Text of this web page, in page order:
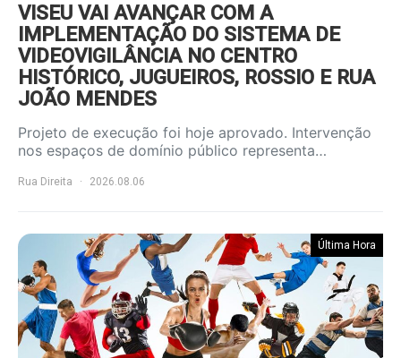
VISEU VAI AVANÇAR COM A
IMPLEMENTAÇÃO DO SISTEMA DE
VIDEOVIGILÂNCIA NO CENTRO
HISTÓRICO, JUGUEIROS, ROSSIO E RUA
JOÃO MENDES
Projeto de execução foi hoje aprovado. Intervenção
nos espaços de domínio público representa…
Rua Direita 2026.08.06
Última Hora